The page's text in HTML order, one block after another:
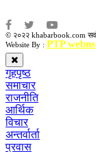
© २०२२ khabarbook.com
Website By : PTP
गृहपृष्ठ
समाचार
राजनीति
आर्थिक
विचार
अन्तर्वार्ता
प्रवास